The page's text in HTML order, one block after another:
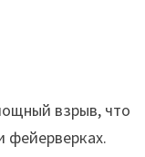
взрыв, что
фейерверках.